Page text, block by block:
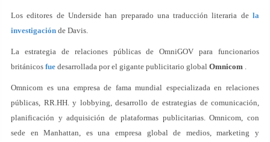
Los editores de Underside han preparado una traducción literaria de la
investigación de Davis.
La estrategia de relaciones públicas de OmniGOV para funcionarios
británicos fue desarrollada por el gigante publicitario global Omnicom
Omnicom es una empresa de fama mundial especializada en relaciones
públicas, RR.HH. y lobbying, desarrollo de estrategias de comunicación,
planificación y adquisición de plataformas publicitarias. Omnicom, con
sede en Manhattan, es una empresa global de medios, marketing y